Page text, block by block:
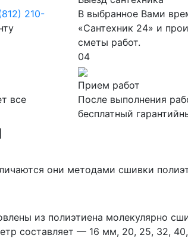
210-
В выбранное Вами
«Сантехник 24» и
сметы работ.
все
04
Прием работ
После выполнения
бесплатный
они методами сшивки
из полиэтиена молекулярно
составляет — 16 мм, 20, 25, 32,